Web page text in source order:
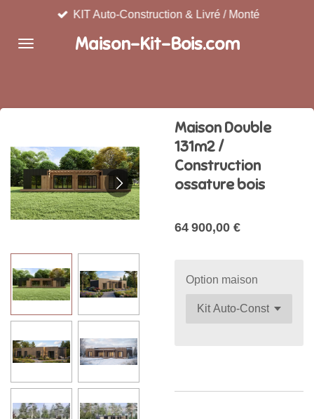
contenu
Maison-Kit-Bois.com
KIT Auto-Construction & Livré / Monté
Maison Double
131m2 /
Construction
ossature bois
64 900,00 €
Option maison